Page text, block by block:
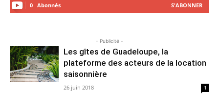
0 Abonnés S'ABONNER
- Publicité -
Les gîtes de Guadeloupe, la
plateforme des acteurs de la location
saisonnière
26 juin 2018 1